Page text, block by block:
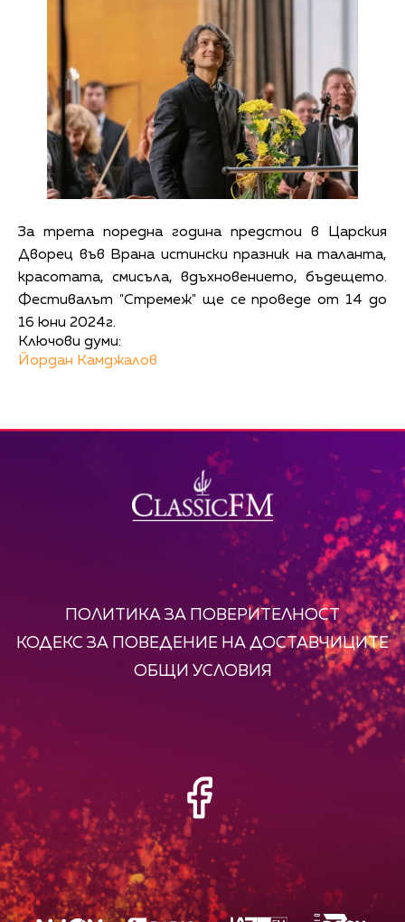
За трета поредна година предстои в Царския
Дворец във Врана истински празник на таланта,
красотата, смисъла, вдъхновението, бъдещето.
Фестивалът "Стремеж" ще се проведе от 14 до
16 юни 2024г.
Ключови думи:
Йордан Камджалов
ПОЛИТИКА ЗА ПОВЕРИТЕЛНОСТ
КОДЕКС ЗА ПОВЕДЕНИЕ НА ДОСТАВЧИЦИТЕ
ОБЩИ УСЛОВИЯ